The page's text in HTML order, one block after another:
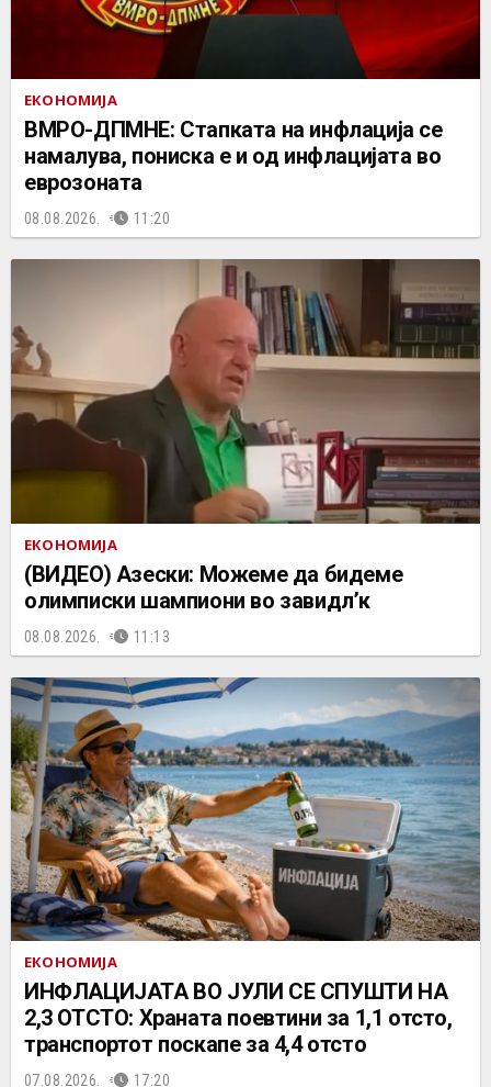
ЕКОНОМИЈА
ВМРО-ДПМНЕ: Стапката на инфлација се
намалува, пониска е и од инфлацијата во
еврозоната
08.08.2026. 11:20
ЕКОНОМИЈА
(ВИДЕО) Азески: Можеме да бидеме
олимписки шампиони во завидл’к
08.08.2026. 11:13
ЕКОНОМИЈА
ИНФЛАЦИЈАТА ВО ЈУЛИ СЕ СПУШТИ НА
2,3 ОТСТО: Храната поевтини за 1,1 отсто,
транспортот поскапе за 4,4 отсто
07.08.2026. 17:20